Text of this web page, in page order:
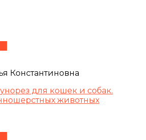
Константиновна
для кошек и собак.
животных